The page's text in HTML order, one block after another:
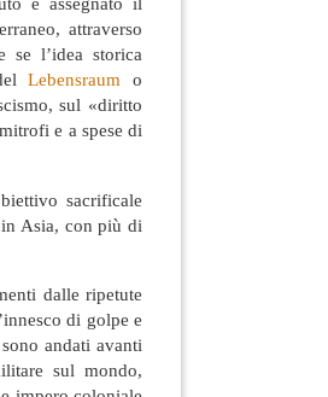
attraverso
se l’idea storica
Lebensraum o
sul «diritto
e a spese di
sacrificale
Asia, con più di
dalle ripetute
di golpe e
andati avanti
sul mondo,